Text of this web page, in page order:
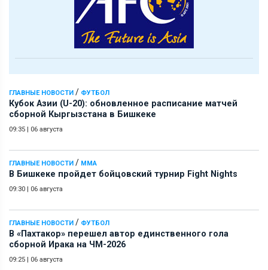
ГЛАВНЫЕ НОВОСТИ / ФУТБОЛ
Кубок Азии (U-20): обновленное расписание матчей
сборной Кыргызстана в Бишкеке
09:35 | 06 августа
ГЛАВНЫЕ НОВОСТИ / ММА
В Бишкеке пройдет бойцовский турнир Fight Nights
09:30 | 06 августа
ГЛАВНЫЕ НОВОСТИ / ФУТБОЛ
В «Пахтакор» перешел автор единственного гола
сборной Ирака на ЧМ-2026
09:25 | 06 августа